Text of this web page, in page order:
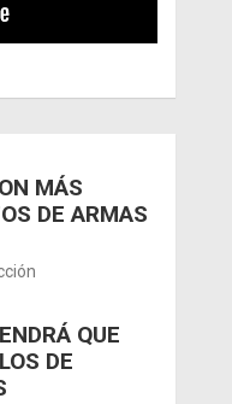
MÁS
DE ARMAS
QUE
DE